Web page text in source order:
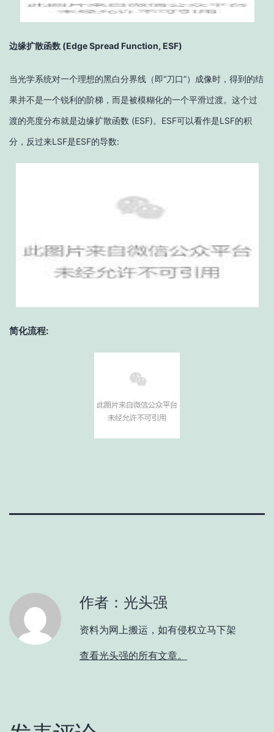
边缘扩散函数 (Edge Spread Function, ESF)
当光学系统对一个理想的黑白分界线（即“刀口”）成像时，得到的结
果并不是一个锐利的阶梯，而是被模糊化的一个平滑过渡。这个过
渡的亮度分布就是边缘扩散函数 (ESF)。ESF可以看作是LSF的积
分，反过来LSF是ESF的导数:
简化流程:
作者：光头强
资料为网上搬运，如有侵权立马下架
查看光头强的所有文章。